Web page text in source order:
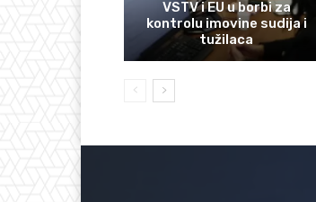
VSTV i EU u borbi za
kontrolu imovine sudija i
tužilaca